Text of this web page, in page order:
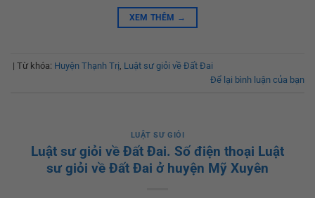
XEM THÊM →
| Từ khóa: Huyện Thạnh Trị Luật sư giỏi về Đất Đai
Để lại bình luận của bạn
LUẬT SƯ GIỎI
Luật sư giỏi về Đất Đai. Số điện thoại Luật
sư giỏi về Đất Đai ở huyện Mỹ Xuyên